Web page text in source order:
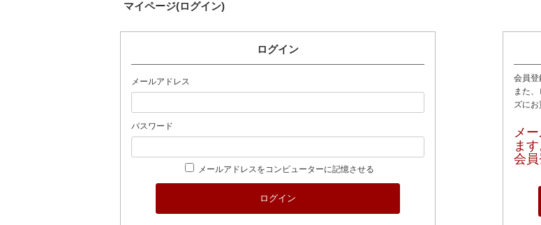
マイページ(ログイン)
ログイン
メールアドレス
パスワード
メールアドレスをコンピューターに記憶させる
会員登
また
ズにお
メ
ます
会員